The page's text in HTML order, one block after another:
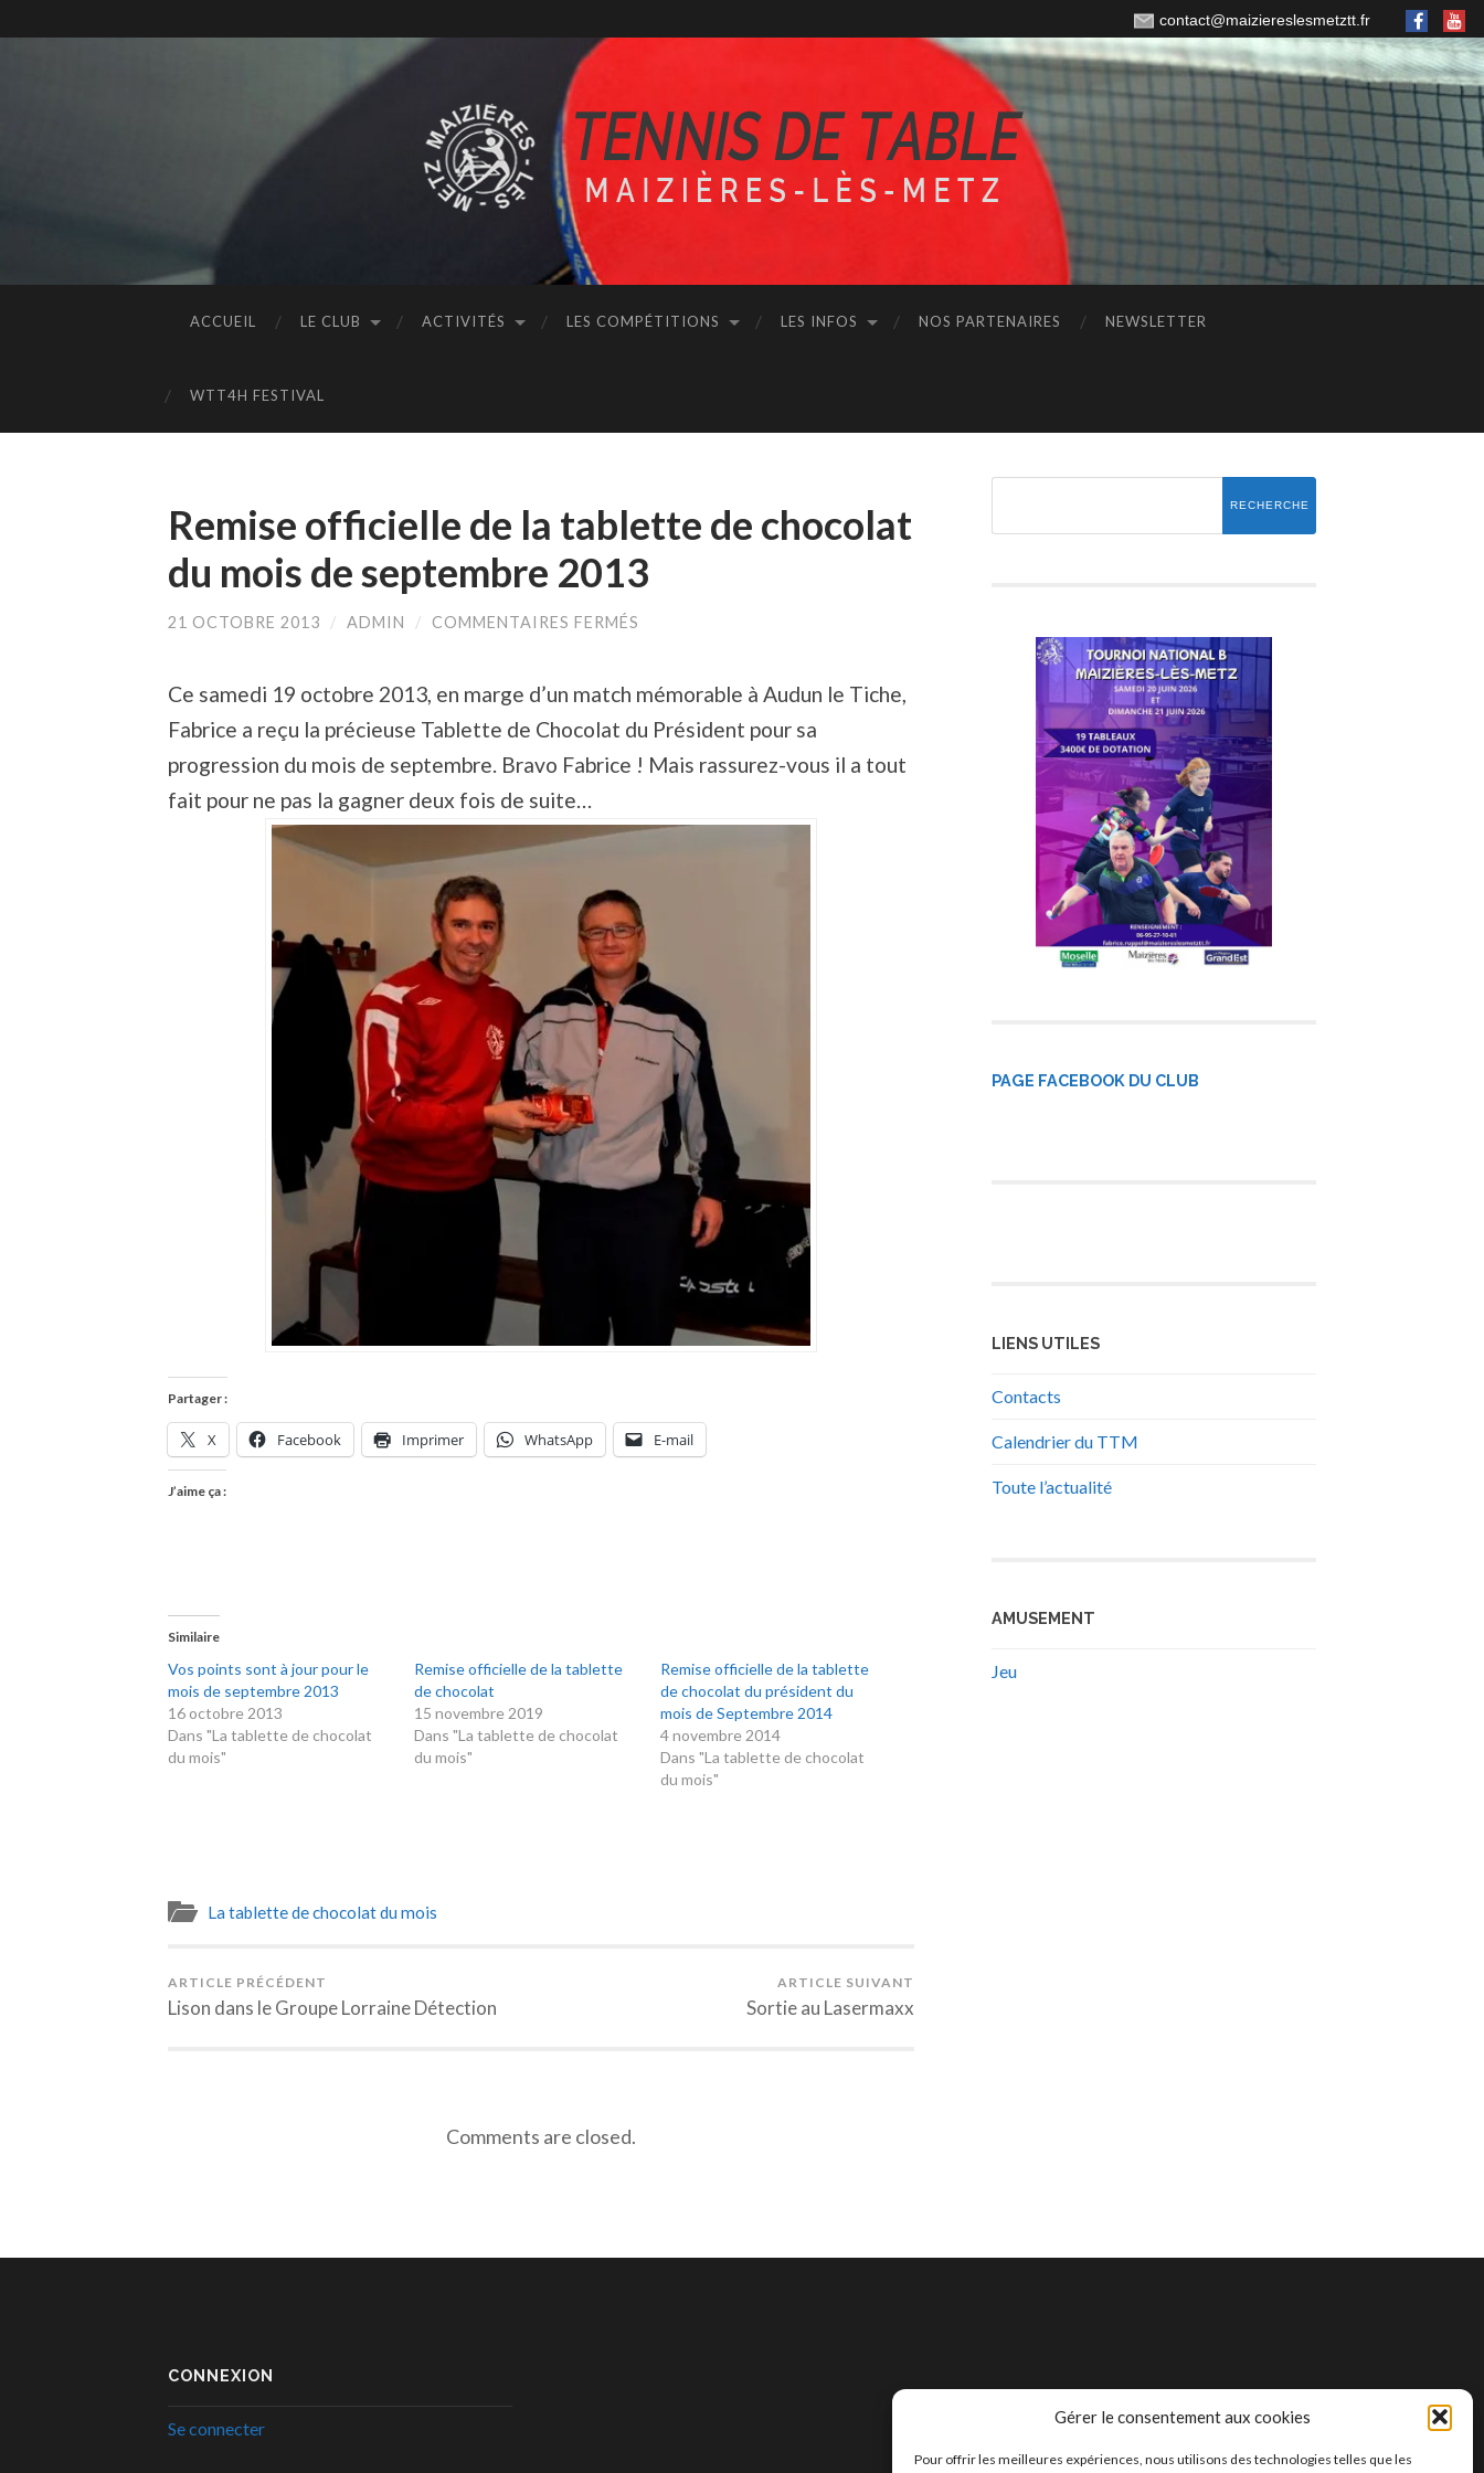
Gérer le consentement aux cookies
Pour offrir les meilleures expériences, nous utilisons des technologies telles que les
contact@maiziereslesmetztt.fr
ACCUEIL LE CLUB ACTIVITÉS LES COMPÉTITIONS LES INFOS NOS PARTENAIRES NEWSLETTER
WTT4H FESTIVAL
Remise officielle de la tablette de chocolat
du mois de septembre 2013
21 OCTOBRE 2013 / ADMIN / COMMENTAIRES FERMÉS
LA
DE
DU
SEPTEMBRE
Ce samedi 19 octobre 2013, en marge d’un match mémorable à Audun le Tiche,
Fabrice a reçu la précieuse Tablette de Chocolat du Président pour sa
progression du mois de septembre. Bravo Fabrice ! Mais rassurez-vous il a tout
fait pour ne pas la gagner deux fois de suite…
Partager :
X Facebook Imprimer WhatsApp E-mail
J’aime ça :
Similaire
Vos points sont à jour pour le
mois de septembre 2013
16 octobre 2013
Dans "La tablette de chocolat
du mois"
Remise officielle de la tablette
de chocolat
15 novembre 2019
Dans "La tablette de chocolat
du mois"
Remise officielle de la tablette
de chocolat du président du
mois de Septembre 2014
4 novembre 2014
Dans "La tablette de chocolat
du mois"
La tablette de chocolat du mois
ARTICLE PRÉCÉDENT
Lison dans le Groupe Lorraine Détection
ARTICLE SUIVANT
Sortie au Lasermaxx
Comments are closed.
PAGE FACEBOOK DU CLUB
LIENS UTILES
Contacts
Calendrier du TTM
Toute l’actualité
AMUSEMENT
Jeu
CONNEXION
Se connecter